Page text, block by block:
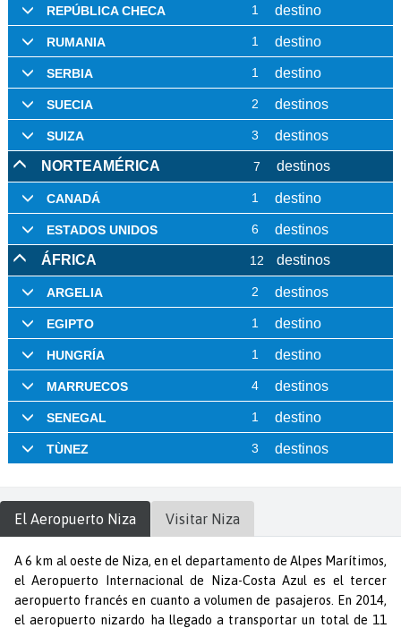
El Aeropuerto Niza Visitar Niza
A 6 km al oeste de Niza, en el departamento de Alpes Marítimos,
el Aeropuerto Internacional de Niza-Costa Azul es el tercer
aeropuerto francés en cuanto a volumen de pasajeros. En 2014,
el aeropuerto nizardo ha llegado a transportar un total de 11